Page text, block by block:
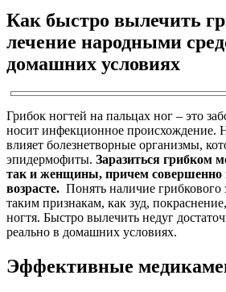
Как быстро вылечить
лечение народными
домашних условиях
Грибок ногтей на пальцах ног – это
носит инфекционное происхождение.
влияет болезнетворные организмы,
эпидермофиты. Заразиться грибком
так и женщины, причем
возрасте. Понять наличие
таким признакам, как зуд,
ногтя. Быстро вылечить недуг
реально в домашних условиях.
Эффективные